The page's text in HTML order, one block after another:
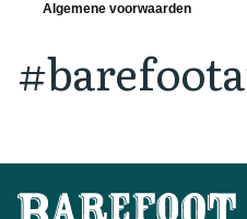
Algemene voorwaarden